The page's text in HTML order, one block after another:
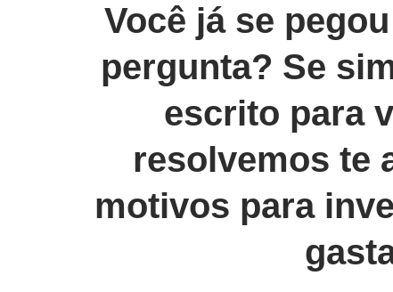
Você já se
pergunta? Se
escrito para
resolvemos te
motivos para